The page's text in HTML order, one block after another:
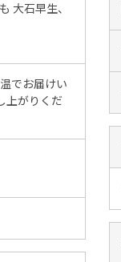
大石早生、
でお届けい
上がりくだ